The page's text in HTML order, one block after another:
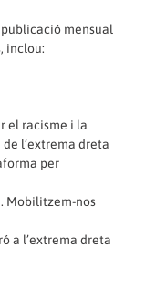
publicació mensual
inclou:
el racisme i la
l’extrema dreta
per
Mobilitzem-nos
a l’extrema dreta